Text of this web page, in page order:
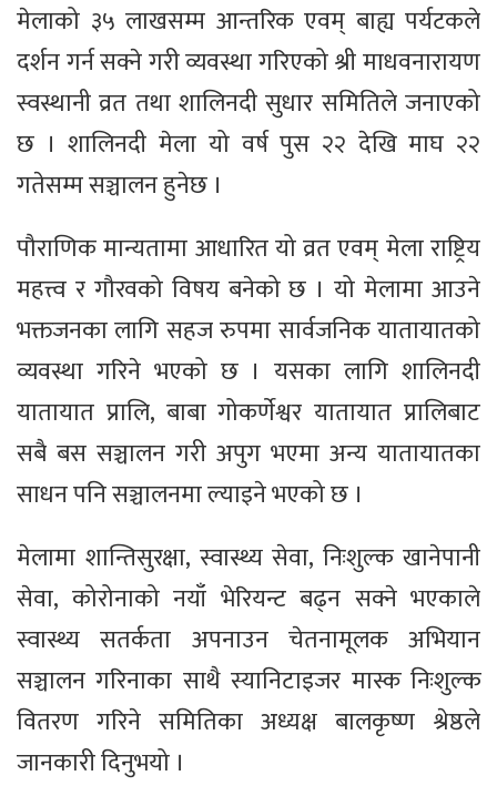
मेलाको ३५ लाखसम्म आन्तरिक एवम् बाह्य पर्यटकले
दर्शन गर्न सक्ने गरी व्यवस्था गरिएको श्री माधवनारायण
स्वस्थानी व्रत तथा शालिनदी सुधार समितिले जनाएको
छ । शालिनदी मेला यो वर्ष पुस २२ देखि माघ २२
गतेसम्म सञ्चालन हुनेछ ।
पौराणिक मान्यतामा आधारित यो व्रत एवम् मेला राष्ट्रिय
महत्त्व र गौरवको विषय बनेको छ । यो मेलामा आउने
भक्तजनका लागि सहज रुपमा सार्वजनिक यातायातको
व्यवस्था गरिने भएको छ । यसका लागि शालिनदी
यातायात प्रालि, बाबा गोकर्णेश्वर यातायात प्रालिबाट
सबै बस सञ्चालन गरी अपुग भएमा अन्य यातायातका
साधन पनि सञ्चालनमा ल्याइने भएको छ ।
मेलामा शान्तिसुरक्षा, स्वास्थ्य सेवा, निःशुल्क खानेपानी
सेवा, कोरोनाको नयाँ भेरियन्ट बढ्न सक्ने भएकाले
स्वास्थ्य सतर्कता अपनाउन चेतनामूलक अभियान
सञ्चालन गरिनाका साथै स्यानिटाइजर मास्क निःशुल्क
वितरण गरिने समितिका अध्यक्ष बालकृष्ण श्रेष्ठले
जानकारी दिनुभयो ।